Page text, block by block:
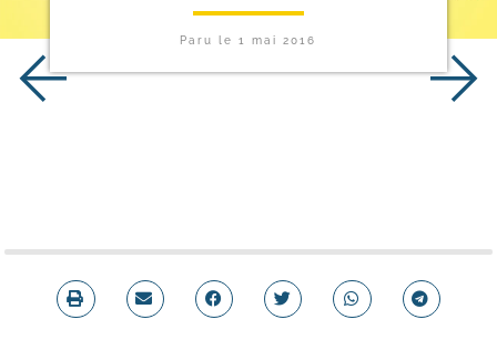
Paru le1 mai 2016